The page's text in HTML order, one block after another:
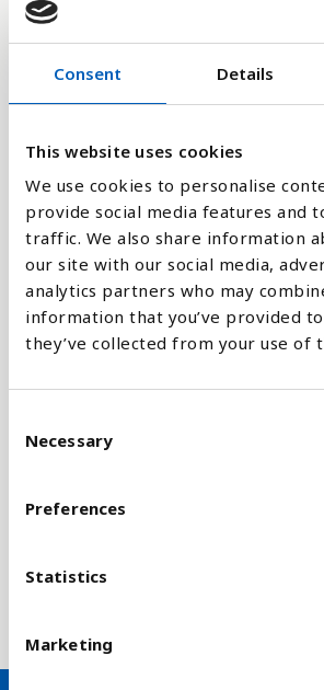
Consent Details
This website uses cookies
We use cookies to personalise
provide social media features and
traffic. We also share information
our site with our social media,
analytics partners who may
information that you’ve provided
they’ve collected from your use of
Necessary
Preferences
Statistics
Marketing
Sammenligne med:
Forklaring
HIV-smitte og aids udgør en stor
mange samfund. FNs
derfor at standse epidemiene af
bekæmpe hepatitis, vandbårne og
befolkningen, men antallet af nye
HIV-smittede per 1000 ikke
kampen mod udbredelsen af HIV